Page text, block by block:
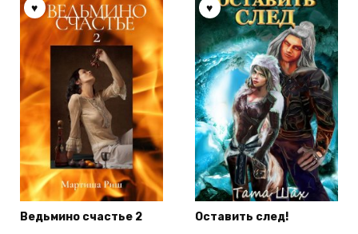
Ведьмино счастье 2 Оставить след!